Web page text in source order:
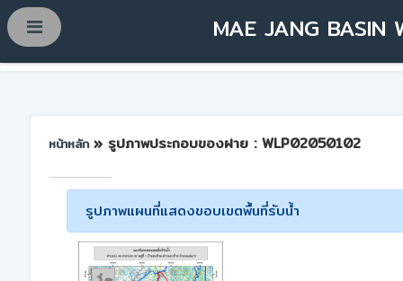
MAE JANG BASIN
หน้าหลัก » รูปภาพประกอบของฝาย : WLP02050102
รูปภาพแผนที่แสดงขอบเขตพื้นที่รับน้ำ